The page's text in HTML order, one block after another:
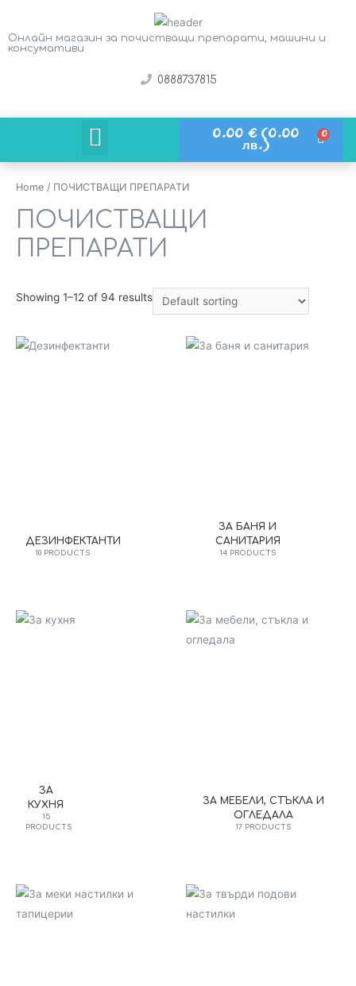
Онлайн магазин за почистващи препарати, машини и
консумативи
0888737815
0.00€ (0.00
лв.)
Home / ПОЧИСТВАЩИ ПРЕПАРАТИ
ПОЧИСТВАЩИ
ПРЕПАРАТИ
Showing 1–12 of 94 results
ДЕЗИНФЕКТАНТИ
10 PRODUCTS
ЗА БАНЯ И
САНИТАРИЯ
14 PRODUCTS
ЗА
КУХНЯ
15
PRODUCTS
ЗА МЕБЕЛИ, СТЪКЛА И
ОГЛЕДАЛА
17 PRODUCTS